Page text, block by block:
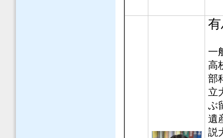
一
高
部
立
ぶ
遺
説